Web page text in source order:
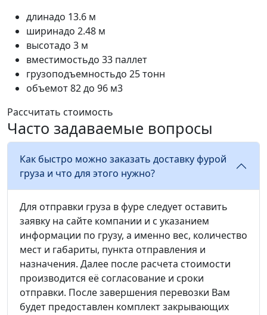
длинадо 13.6 м
ширинадо 2.48 м
высотадо 3 м
вместимостьдо 33 паллет
грузоподъемностьдо 25 тонн
объемот 82 до 96 м3
Рассчитать стоимость
Часто задаваемые вопросы
Как быстро можно заказать доставку фурой
груза и что для этого нужно?
Для отправки груза в фуре следует оставить
заявку на сайте компании и с указанием
информации по грузу, а именно вес, количество
мест и габариты, пункта отправления и
назначения. Далее после расчета стоимости
производится её согласование и сроки
отправки. После завершения перевозки Вам
будет предоставлен комплект закрывающих